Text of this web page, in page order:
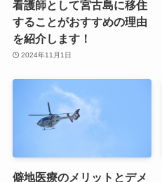
看護師として宮古島に移住
することがおすすめの理由
を紹介します！
2024年11月1日
僻地医療のメリットとデメ